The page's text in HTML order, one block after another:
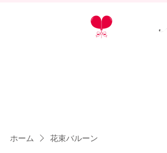
ホーム 花束バルーン